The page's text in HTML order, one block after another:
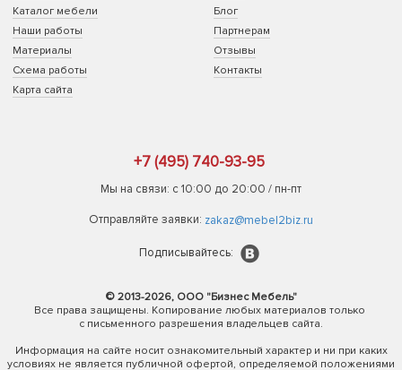
Каталог мебели
Наши работы
Материалы
Схема работы
Карта сайта
Блог
Партнерам
Отзывы
Контакты
+7 (495) 740-93-95
Мы на связи: с 10:00 до 20:00 / пн-пт
Отправляйте заявки: zakaz@mebel2biz.ru
Подписывайтесь:
© 2013-2026, ООО "Бизнес Мебель"
Все права защищены. Копирование любых материалов только
с письменного разрешения владельцев сайта.
Информация на сайте носит ознакомительный характер и ни при каких
условиях не является публичной офертой, определяемой положениями